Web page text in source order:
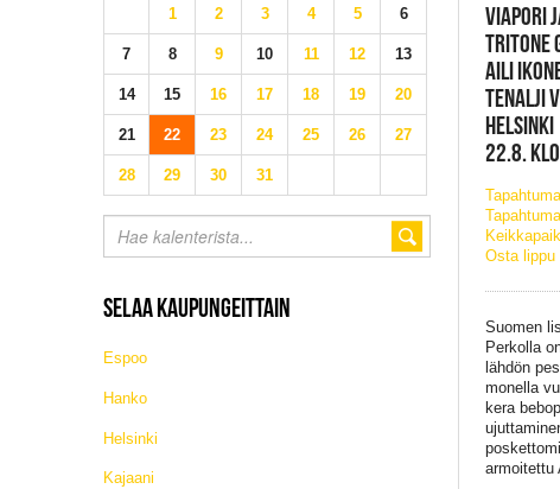
1 2 3 4 5 6
7 8 9 10 11 12 13
14 15 16 17 18 19 20
21 22 23 24 25 26 27
28 29 30 31
SELAA KAUPUNGEITTAIN
Espoo
Hanko
Helsinki
Kajaani
VIAPORI
TRITONE
AILI
TENALJI
HELSINKI
22.8.
Osta lippu
Suomen
Perkolla
lähdön
monella
kera
armoitettu